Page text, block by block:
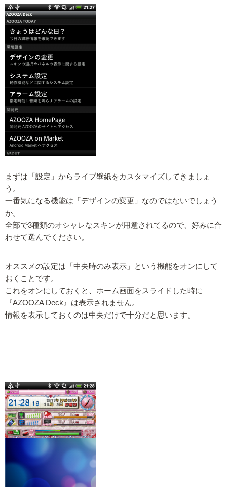
まずは「設定」からライブ壁紙をカスタマイズしてきましょ
う。
一番気になる機能は「デザインの変更」なのではないでしょう
か。
全部で3種類のオシャレなスキンが用意されてるので、好みに合
わせて選んでください。
オススメの設定は「中央時のみ表示」という機能をオンにして
おくことです。
これをオンにしておくと、ホーム画面をスライドした時に
『AZOOZA Deck』は表示されません。
情報を表示しておくのは中央だけで十分だと思います。